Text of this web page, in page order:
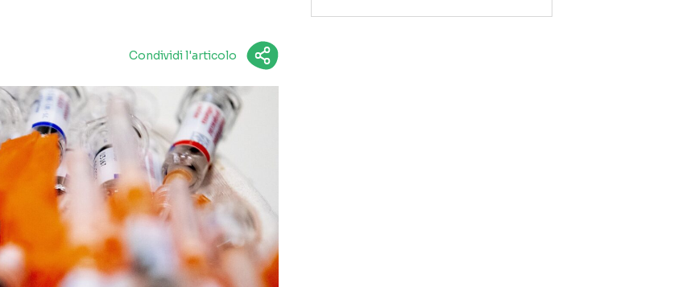
Condividi l'articolo